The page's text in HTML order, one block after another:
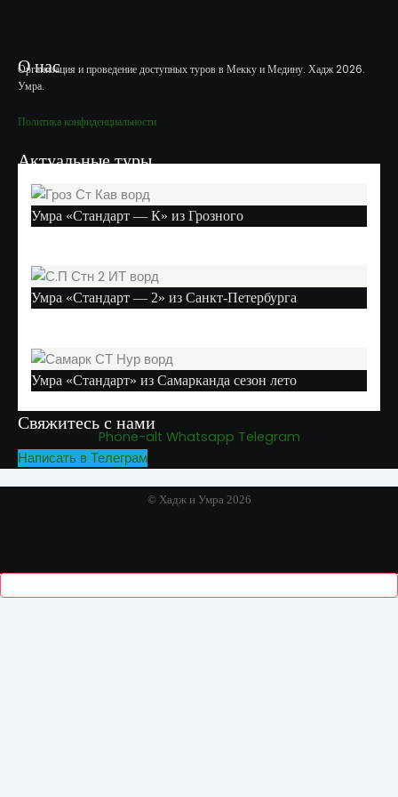
О нас
Организация и проведение доступных туров в Мекку и Медину. Хадж 2026.
Умра.
Политика конфиденциальности
Актуальные туры
Умра «Стандарт — К» из Грозного
Умра «Стандарт — 2» из Санкт-Петербурга
Умра «Стандарт» из Самарканда сезон лето
Свяжитесь с нами
Phone-alt Whatsapp Telegram
Написать в Телеграм
© Хадж и Умра 2026